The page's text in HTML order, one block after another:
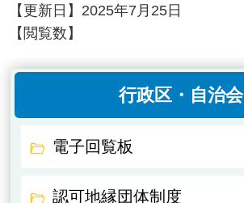
【更新日】 2025年7月25日
【閲覧数】
行政区・自治会
電子回覧板
認可地縁団体制度